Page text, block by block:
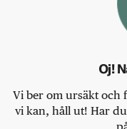
Oj!
Vi ber om ursäkt och
vi kan, håll ut! Har